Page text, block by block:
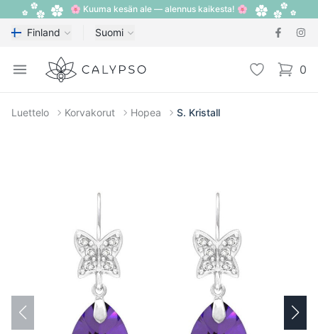
🌸 Kuuma kesän ale — alennus kaikesta! 🌸
Finland Suomi
Open menu
Calypso Toivelista 0
items
Luettelo Korvakorut Hopea S. Kristall